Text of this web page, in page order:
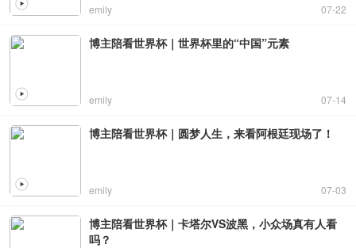
emily 07-22
博主陪看世界杯｜世界杯里的“中国”元素
emily 07-14
博主陪看世界杯｜圆梦人生，来看阿根廷现场了！
emily 07-03
博主陪看世界杯｜卡塔尔VS波黑，小众场真有人看
吗？